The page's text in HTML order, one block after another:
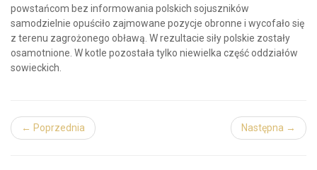
powstańcom bez informowania polskich sojuszników
samodzielnie opuściło zajmowane pozycje obronne i wycofało się
z terenu zagrożonego obławą. W rezultacie siły polskie zostały
osamotnione. W kotle pozostała tylko niewielka część oddziałów
sowieckich.
← Poprzednia Następna →